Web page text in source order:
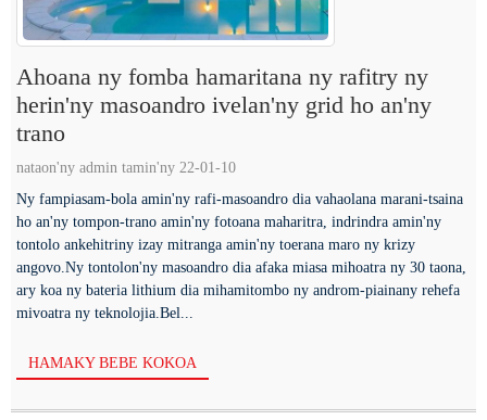
Ahoana ny fomba hamaritana ny rafitry ny
herin'ny masoandro ivelan'ny grid ho an'ny
trano
nataon'ny admin tamin'ny 22-01-10
Ny fampiasam-bola amin'ny rafi-masoandro dia vahaolana marani-tsaina
ho an'ny tompon-trano amin'ny fotoana maharitra, indrindra amin'ny
tontolo ankehitriny izay mitranga amin'ny toerana maro ny krizy
angovo.Ny tontolon'ny masoandro dia afaka miasa mihoatra ny 30 taona,
ary koa ny bateria lithium dia mihamitombo ny androm-piainany rehefa
mivoatra ny teknolojia.Bel...
HAMAKY BEBE KOKOA